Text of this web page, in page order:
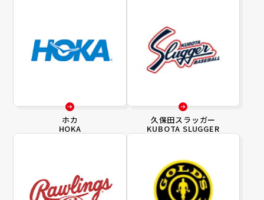
ホカ
HOKA
久保田スラッガー
KUBOTA SLUGGER